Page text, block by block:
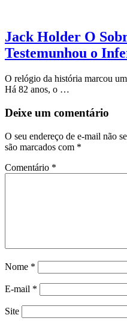
Jack Holder O
Testemunhou o
O relógio da história marcou
Há 82 anos, o …
Deixe um comentário
O seu endereço de e-mail não
são marcados com *
Comentário *
Nome *
E-mail *
Site